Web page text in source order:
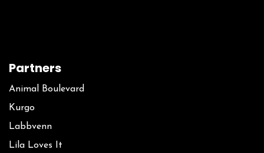
Partners
Animal Boulevard
Kurgo
La​bbvenn
Lila Loves It